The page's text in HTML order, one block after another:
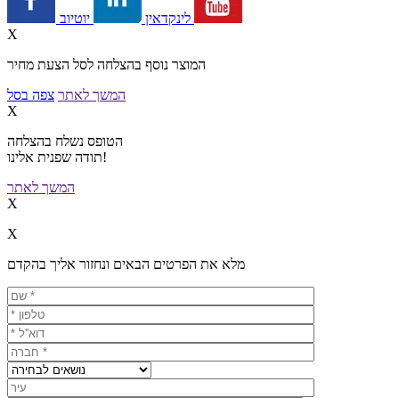
לינקדאין
X
המוצר נוסף בהצלחה לסל הצעת מחיר
המשך לאתר צפה בסל
X
הטופס נשלח בהצלחה
תודה שפנית אלינו!
המשך לאתר
X
X
מלא את הפרטים הבאים ונחזור אליך בהקדם